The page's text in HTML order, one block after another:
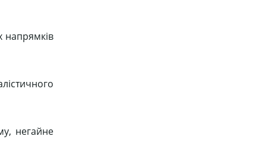
напрямків
негайне